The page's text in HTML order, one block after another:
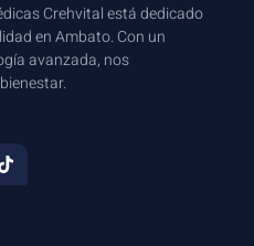
Crehvital está dedicado
en Ambato. Con un
avanzada, nos